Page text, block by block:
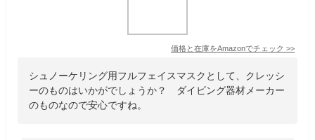
価格と在庫をAmazonでチェック >>
シュノーケリング用フルフェイスマスクとして、クレッシ
ーのものはいかがでしょうか？ ダイビング器材メーカー
のものなので安心ですね。